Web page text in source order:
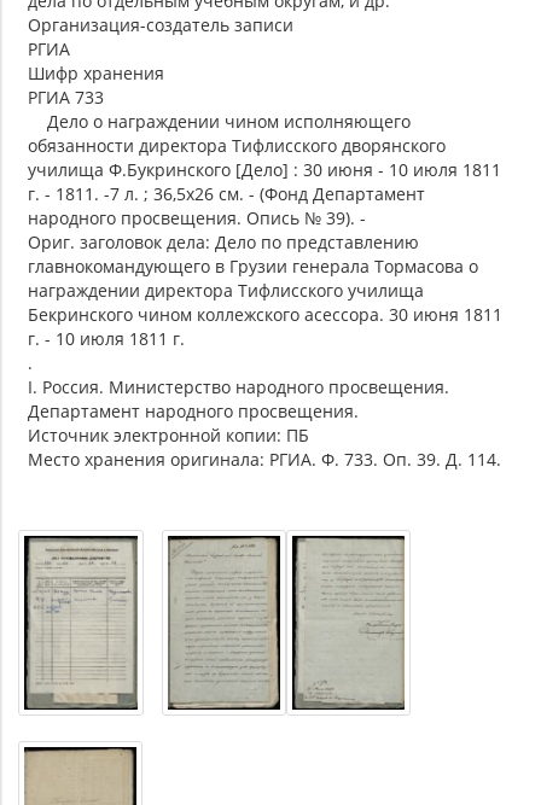
Организация-создатель записи
РГИА
Шифр хранения
РГИА 733
Дело о награждении чином исполняющего
обязанности директора Тифлисского дворянского
училища Ф.Букринского [Дело] : 30 июня - 10 июля 1811
г. - 1811. -7 л. ; 36,5х26 см. - (Фонд Департамент
народного просвещения. Опись № 39). -
Ориг. заголовок дела: Дело по представлению
главнокомандующего в Грузии генерала Тормасова о
награждении директора Тифлисского училища
Бекринского чином коллежского асессора. 30 июня 1811
г. - 10 июля 1811 г.
.
I. Россия. Министерство народного просвещения.
Департамент народного просвещения.
Источник электронной копии: ПБ
Место хранения оригинала: РГИА. Ф. 733. Оп. 39. Д. 114.